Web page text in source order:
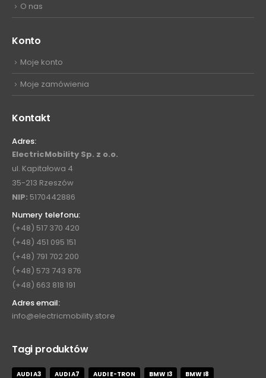
O nas
Konto
Moje konto
Moje zamówienia
Kontakt
Adres:
ElectricMobility Sp. z o.o.
ul. Kapitałowa 4
35-213 Rzeszów
NIP: 5170442886
Numery telefonu:
(+48) 517 370 420
(+48) 451 095 151
(+48) 791 702 200
(+48) 573 743 876
(+48) 663 818 191
Adres email:
info@electricmobility.store
Tagi produktów
AUDI A3 AUDI A7 AUDI E-TRON BMW I3 BMW I8